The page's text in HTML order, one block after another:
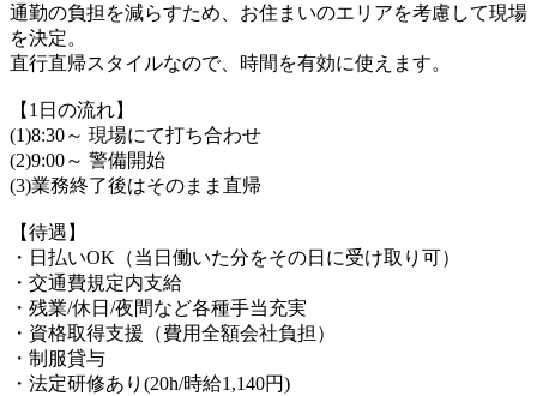
通勤の負担を減らすため、お住まいのエリアを考慮して現場
を決定。
直行直帰スタイルなので、時間を有効に使えます。
【1日の流れ】
(1)8:30～ 現場にて打ち合わせ
(2)9:00～ 警備開始
(3)業務終了後はそのまま直帰
【待遇】
・日払いOK（当日働いた分をその日に受け取り可）
・交通費規定内支給
・残業/休日/夜間など各種手当充実
・資格取得支援（費用全額会社負担）
・制服貸与
・法定研修あり(20h/時給1,140円)